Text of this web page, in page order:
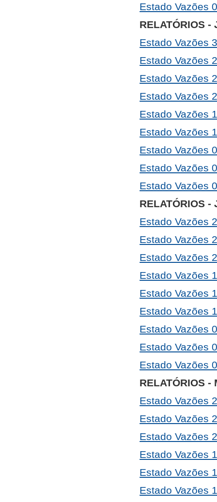
Estado Vazões
RELATÓRIOS -
Estado Vazões
Estado Vazões
Estado Vazões
Estado Vazões
Estado Vazões
Estado Vazões
Estado Vazões
Estado Vazões
Estado Vazões
RELATÓRIOS -
Estado Vazões
Estado Vazões
Estado Vazões
Estado Vazões
Estado Vazões
Estado Vazões
Estado Vazões
Estado Vazões
Estado Vazões
RELATÓRIOS -
Estado Vazões
Estado Vazões
Estado Vazões
Estado Vazões
Estado Vazões
Estado Vazões